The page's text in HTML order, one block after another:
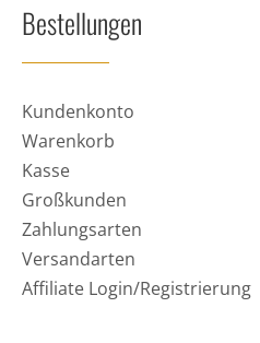
Bestellungen
Kundenkonto
Warenkorb
Kasse
Großkunden
Zahlungsarten
Versandarten
Affiliate Login/Registrierung